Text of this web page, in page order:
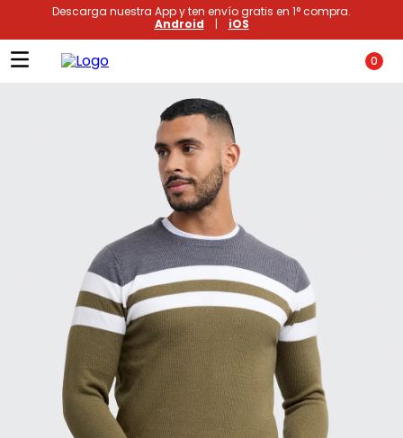
Descarga nuestra App y ten envío gratis en 1° compra.
Android | iOS
0
Términos más buscados
casaca hombre
polo mujer
polos hombre
polo
hawk